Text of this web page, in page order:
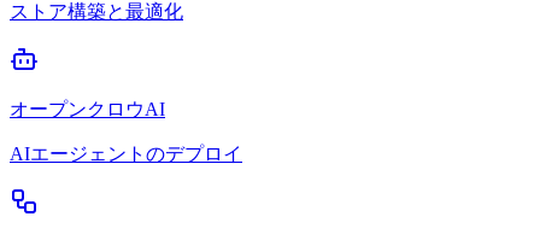
ストア構築と最適化
オープンクロウAI
AIエージェントのデプロイ